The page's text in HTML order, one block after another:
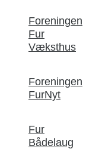
Foreningen
Fur
Væksthus
Foreningen
FurNyt
Fur
Bådelaug